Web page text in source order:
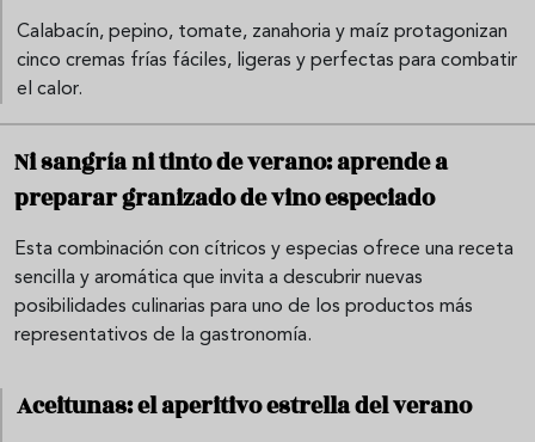
Calabacín, pepino, tomate, zanahoria y maíz protagonizan
cinco cremas frías fáciles, ligeras y perfectas para combatir
el calor.
Ni sangría ni tinto de verano: aprende a
preparar granizado de vino especiado
Esta combinación con cítricos y especias ofrece una receta
sencilla y aromática que invita a descubrir nuevas
posibilidades culinarias para uno de los productos más
representativos de la gastronomía.
Aceitunas: el aperitivo estrella del verano